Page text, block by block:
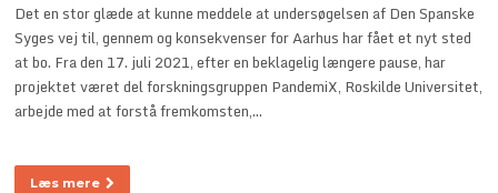
Det en stor glæde at kunne meddele at undersøgelsen af Den Spanske
Syges vej til, gennem og konsekvenser for Aarhus har fået et nyt sted
at bo. Fra den 17. juli 2021, efter en beklagelig længere pause, har
projektet været del forskningsgruppen PandemiX, Roskilde Universitet,
arbejde med at forstå fremkomsten,…
Læs mere